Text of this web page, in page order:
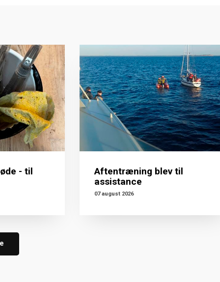
- til
Aftentræning blev til
assistance
07 august 2026